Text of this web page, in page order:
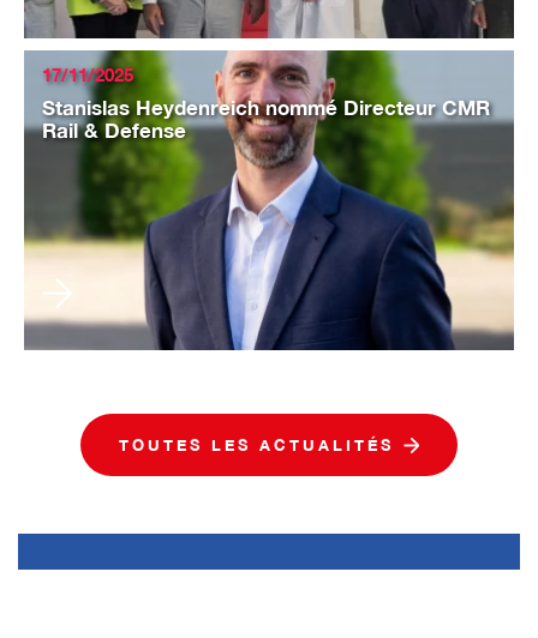
17/11/2025
Stanislas Heydenreich nommé Directeur CMR
Rail & Defense
TOUTES LES ACTUALITÉS